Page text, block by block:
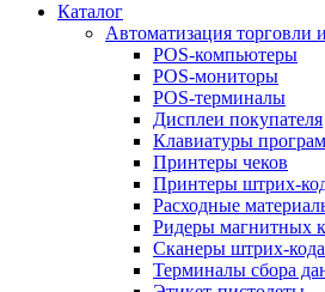
Каталог
Автоматизация торговли
POS-компьютеры
POS-мониторы
POS-терминалы
Дисплеи покупателя
Клавиатуры
Принтеры чеков
Принтеры штрих-
Расходные
Ридеры магнитных
Сканеры штрих-кода
Терминалы сбора